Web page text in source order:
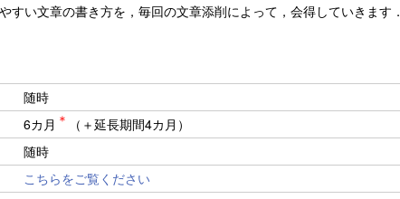
すい文章の書き方を，毎回の文章添削によって，会得していきます．
随時
6カ月 ＊
（＋延長期間4カ月）
随時
こちらをご覧ください